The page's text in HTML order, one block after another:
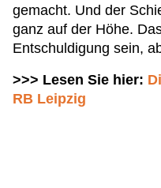
gemacht. Und der
ganz auf der Höhe.
Entschuldigung sein,
>>> Lesen Sie hier:
RB Leipzig